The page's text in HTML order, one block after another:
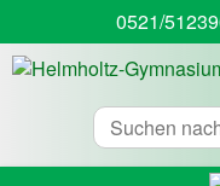
0521/
Suche